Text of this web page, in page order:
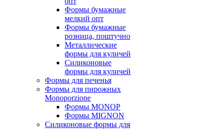
Формы бумажные
мелкий опт
Формы бумажные
розница, поштучно
Металлические
формы для куличей
Силиконовые
формы для куличей
Формы для печенья
Формы для пирожных
Monoporzione
Формы MONOP
Формы MIGNON
Силиконовые формы для